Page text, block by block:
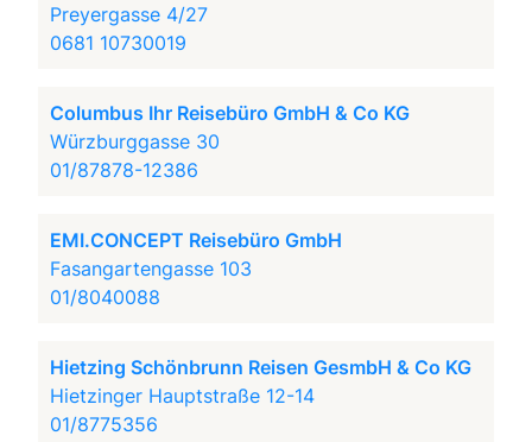
Preyergasse 4/27
0681 10730019
Columbus Ihr Reisebüro GmbH & Co KG
Würzburggasse 30
01/87878-12386
EMI.CONCEPT Reisebüro GmbH
Fasangartengasse 103
01/8040088
Hietzing Schönbrunn Reisen GesmbH & Co KG
Hietzinger Hauptstraße 12-14
01/8775356